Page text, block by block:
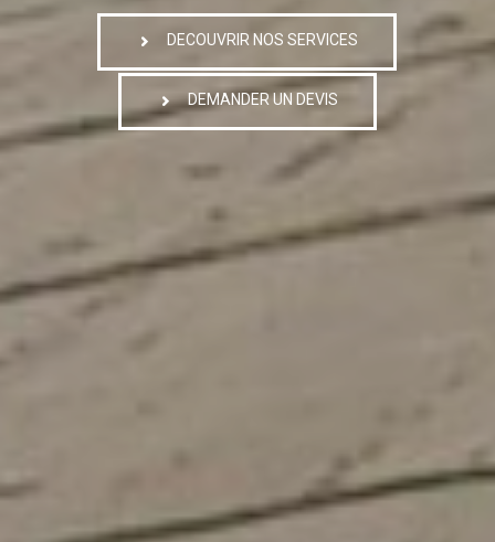
DECOUVRIR NOS SERVICES
DEMANDER UN DEVIS